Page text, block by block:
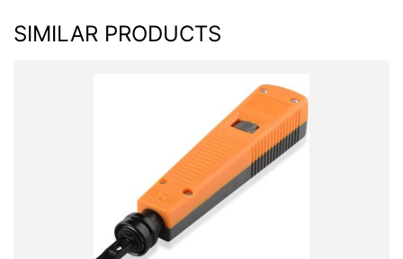
SIMILAR PRODUCTS